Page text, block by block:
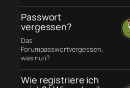
Passwort
vergessen?
Das
Forumpasswortvergessen,
was nun?
Wie registriere ich